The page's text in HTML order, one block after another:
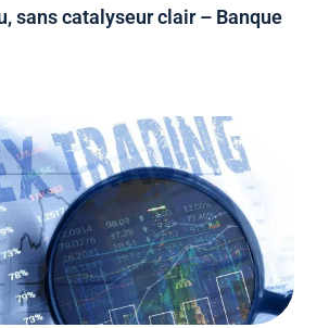
sans catalyseur clair – Banque